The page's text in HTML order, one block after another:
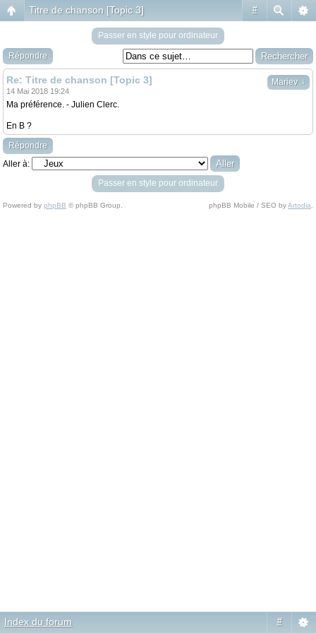
#
Titre de chanson [Topic 3]
Passer en style pour ordinateur
Répondre
Mariev ↓
Re: Titre de chanson [Topic 3]
14 Mai 2018 19:24
Ma préférence. - Julien Clerc.
En B ?
Répondre
Aller à:
Passer en style pour ordinateur
Powered by phpBB © phpBB Group. phpBB Mobile / SEO byArtodia
Index du forum #